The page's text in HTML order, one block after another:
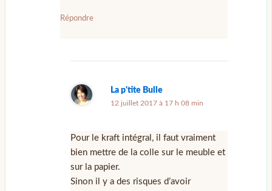
Répondre
La p'tite Bulle
12 juillet 2017 à 17 h 08 min
Pour le kraft intégral, il faut vraiment
bien mettre de la colle sur le meuble et
sur la papier.
Sinon il y a des risques d’avoir